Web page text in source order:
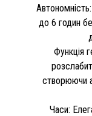
до 6 годин
Функція
створюючи
Часи: